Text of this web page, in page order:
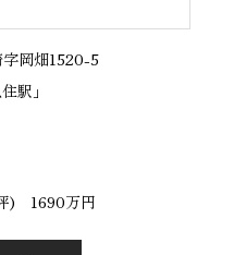
岡畑1520-5
駅」
) 1690万円